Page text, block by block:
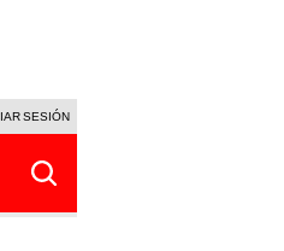
LUZ VIERNES 7 DE AGOSTO
SESIÓN